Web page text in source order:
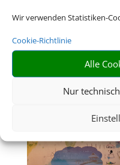
Wir verwenden Statistiken-
Cookie-Richtlinie
Alle
Nur